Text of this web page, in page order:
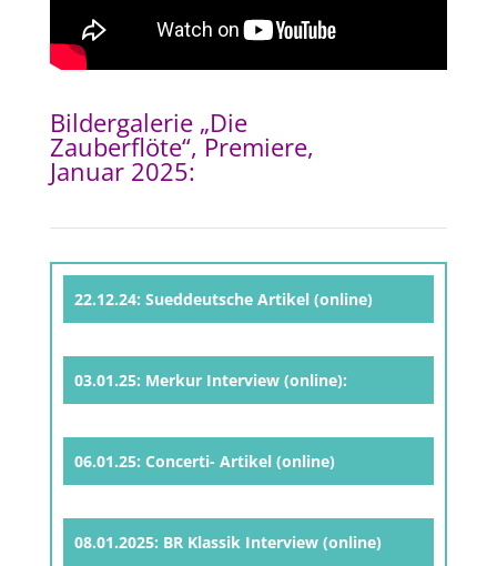
Bildergalerie „Die
Zauberflöte“, Premiere,
Januar 2025:
22.12.24: Sueddeutsche Artikel (online)
03.01.25: Merkur Interview (online):
06.01.25: Concerti- Artikel (online)
08.01.2025: BR Klassik Interview (online)